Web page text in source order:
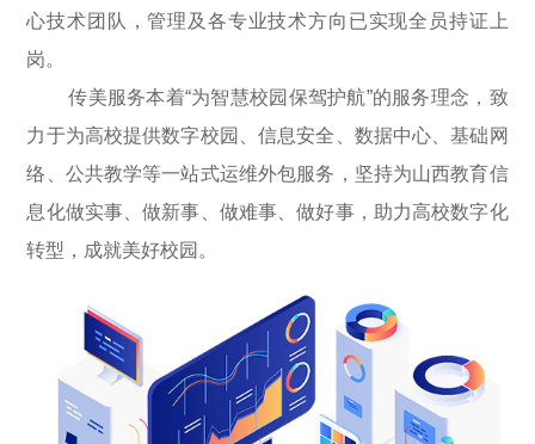
心技术团队，管理及各专业技术方向已实现全员持证上
岗。
传美服务本着“为智慧校园保驾护航”的服务理念，致
力于为高校提供数字校园、信息安全、数据中心、基础网
络、公共教学等一站式运维外包服务，坚持为山西教育信
息化做实事、做新事、做难事、做好事，助力高校数字化
转型，成就美好校园。